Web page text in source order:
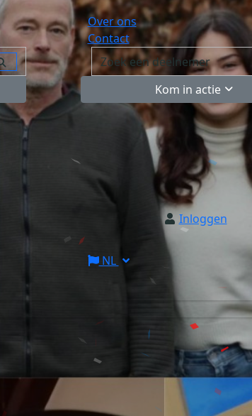
Over ons
Contact
Kom in actie
Inloggen
NL